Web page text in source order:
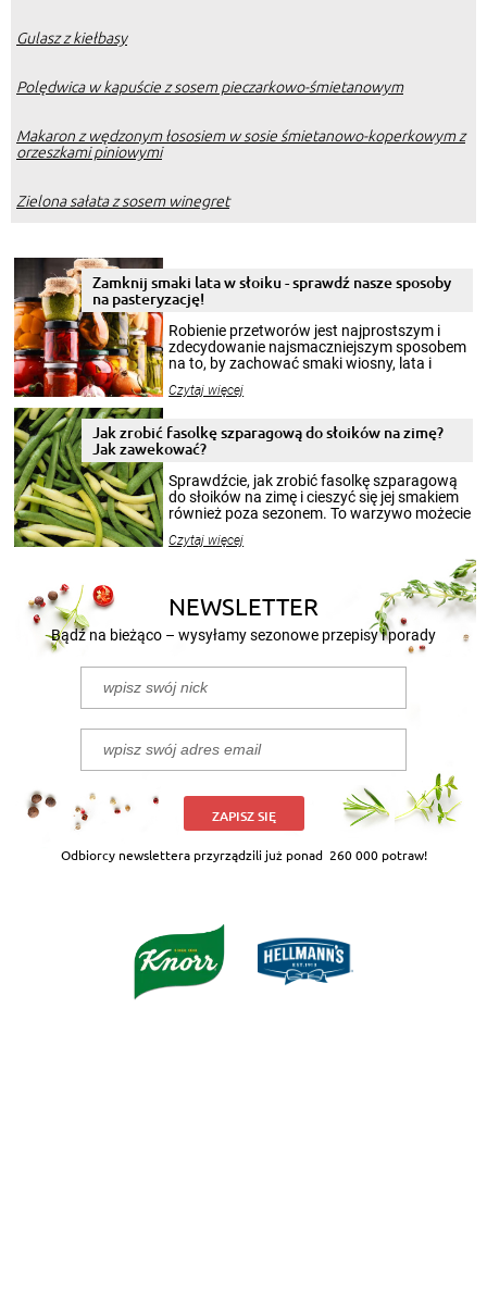
Gulasz z kiełbasy
Polędwica w kapuście z sosem pieczarkowo-śmietanowym
Makaron z wędzonym łososiem w sosie śmietanowo-koperkowym z
orzeszkami piniowymi
Zielona sałata z sosem winegret
Zamknij smaki lata w słoiku - sprawdź nasze sposoby
na pasteryzację!
Robienie przetworów jest najprostszym i
zdecydowanie najsmaczniejszym sposobem
na to, by zachować smaki wiosny, lata i
krajobrazów, by cieszyć nimi oko w sezonie
pełni poczuć atmosferę cieplejszych
miesięcy. Przygotowanie słoików ze
smakowitą zawartością musi obejmować
patenty, które pozwolą zachować świeżość
przetworów.
Czytaj więcej
Jak zrobić fasolkę szparagową do słoików na zimę?
Jak zawekować?
Sprawdźcie, jak zrobić fasolkę szparagową
do słoików na zimę i cieszyć się jej smakiem
również poza sezonem. To warzywo możecie
nasze propozycje!
Czytaj więcej
NEWSLETTER
Bądź na bieżąco – wysyłamy sezonowe przepisy i porady
ZAPISZ SIĘ
Odbiorcy newslettera przyrządzili już ponad 260 000 potraw!